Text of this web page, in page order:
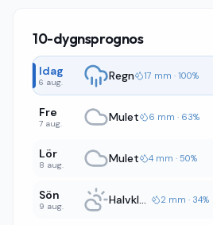
10-dygnsprognos
Idag
6 aug. Regn 17 mm · 100%
Fre
7 aug. Mulet 6 mm · 63%
Lör
8 aug. Mulet 4 mm · 50%
Sön
9 aug. Halvklart 2 mm · 34%